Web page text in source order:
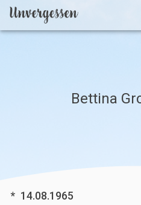
Bettina
* 14.08.1965